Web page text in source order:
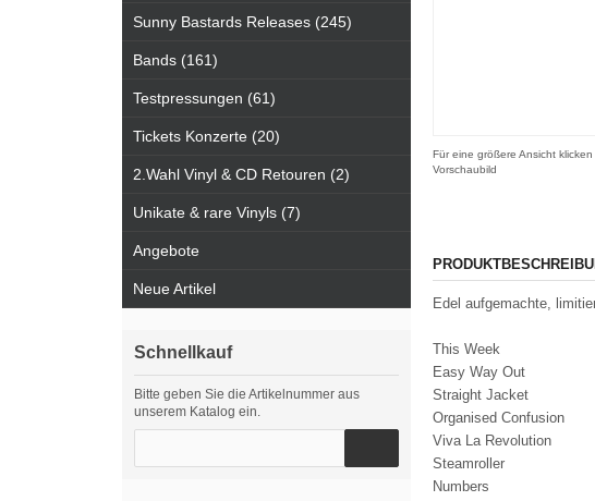
Für eine größere Ansicht
Vorschaubild
Edel aufgemachte,
This Week
Easy Way Out
Straight Jacket
Organised Confusion
Viva La Revolution
Steamroller
Numbers
Sunny Bastards Releases (245)
Bands (161)
Testpressungen (61)
Tickets Konzerte (20)
2.Wahl Vinyl & CD Retouren (2)
Unikate & rare Vinyls (7)
Angebote
Neue Artikel
Schnellkauf
Bitte geben Sie die Artikelnummer aus
unserem Katalog ein.